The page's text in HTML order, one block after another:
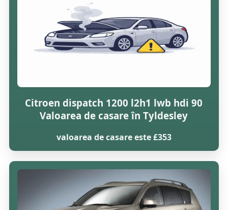
Citroen dispatch 1200 l2h1 lwb hdi 90
Valoarea de casare în Tyldesley
valoarea de casare este £353